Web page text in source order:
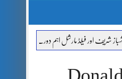
شریف اور فیلڈ مارشل اہم دورے پر سعودی عرب